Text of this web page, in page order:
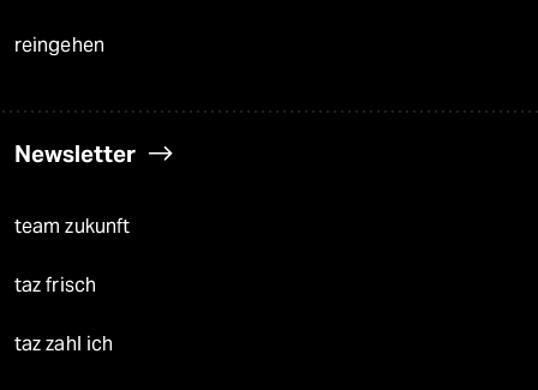
reingehen
Newsletter
team zukunft
taz frisch
taz zahl ich